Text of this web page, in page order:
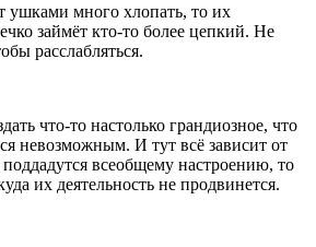
ушками много хлопать, то их
займёт кто-то более цепкий. Не
расслабляться.
что-то настолько грандиозное, что
невозможным. И тут всё зависит от
всеобщему настроению, то
их деятельность не продвинется.